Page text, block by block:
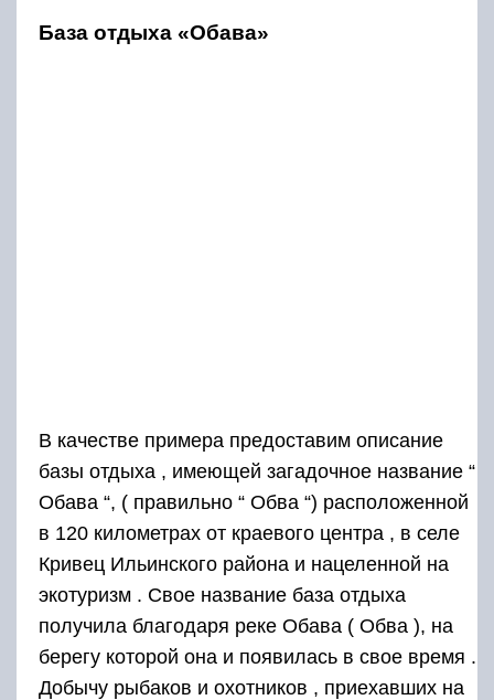
База отдыха «Обава»
В качестве примера предоставим описание
базы отдыха , имеющей загадочное название “
Обава “, ( правильно “ Обва “) расположенной
в 120 километрах от краевого центра , в селе
Кривец Ильинского района и нацеленной на
экотуризм . Свое название база отдыха
получила благодаря реке Обава ( Обва ), на
берегу которой она и появилась в свое время .
Добычу рыбаков и охотников , приехавших на